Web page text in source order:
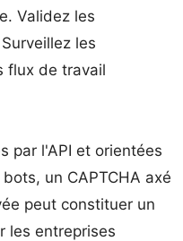
Validez les
les
flux de travail
par l'API et orientées
un CAPTCHA axé
peut constituer un
les entreprises